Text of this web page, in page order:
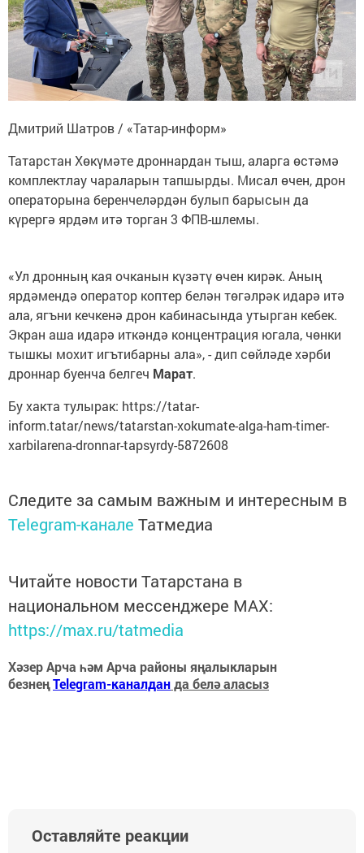
Дмитрий Шатров / «Татар-информ»
Татарстан Хөкүмәте дроннардан тыш, аларга өстәмә
комплектлау чараларын тапшырды. Мисал өчен, дрон
операторына беренчеләрдән булып барысын да
күрергә ярдәм итә торган 3 ФПВ-шлемы.
«Ул дронның кая очканын күзәтү өчен кирәк. Аның
ярдәмендә оператор коптер белән төгәлрәк идарә итә
ала, ягъни кечкенә дрон кабинасында утырган кебек.
Экран аша идарә иткәндә концентрация югала, чөнки
тышкы мохит игътибарны ала», - дип сөйләде хәрби
дроннар буенча белгеч Марат.
Бу хакта тулырак: https://tatar-
inform.tatar/news/tatarstan-xokumate-alga-ham-timer-
xarbilarena-dronnar-tapsyrdy-5872608
Следите за самым важным и интересным в
Telegram-канале Татмедиа
Читайте новости Татарстана в
национальном мессенджере MАХ:
https://max.ru/tatmedia
Хәзер Арча һәм Арча районы яңалыкларын
безнеңTelegram-каналданда белә аласыз
Оставляйте реакции